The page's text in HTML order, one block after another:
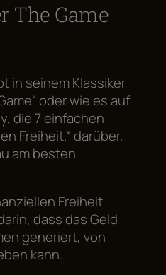
The Game
in seinem Klassiker
oder wie es auf
die 7 einfachen
Freiheit.“ darüber,
am besten
Freiheit
dass das Geld
generiert, von
kann.